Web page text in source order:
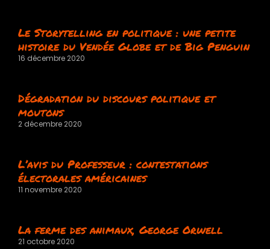
Le Storytelling en politique : une petite
histoire du Vendée Globe et de Big Penguin
16 décembre 2020
Dégradation du discours politique et
moutons
2 décembre 2020
L’avis du Professeur : contestations
électorales américaines
11 novembre 2020
La ferme des animaux, George Orwell
21 octobre 2020